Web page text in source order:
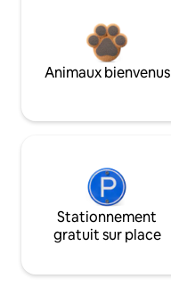
Animaux bienvenus
Stationnement
gratuit sur place